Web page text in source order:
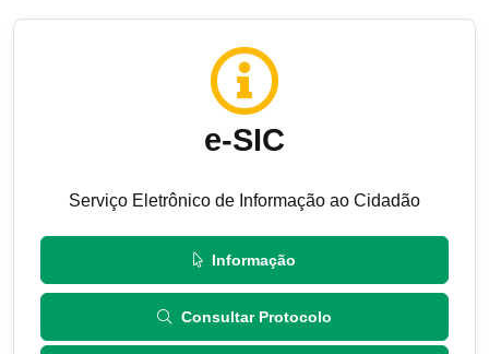
e-SIC
Serviço Eletrônico de Informação ao Cidadão
Informação
Consultar Protocolo